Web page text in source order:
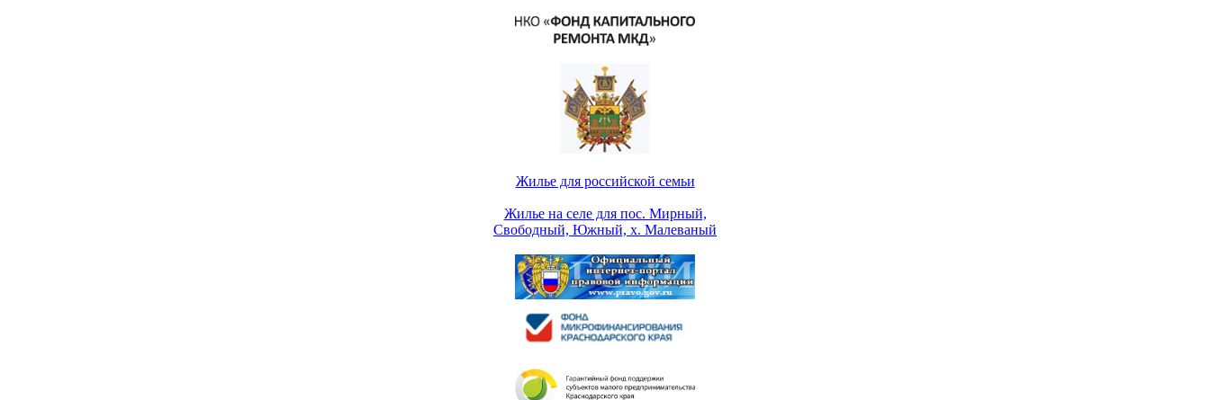
Жилье для российской семьи
Жилье на селе для пос. Мирный,
Свободный, Южный, х. Малеваный